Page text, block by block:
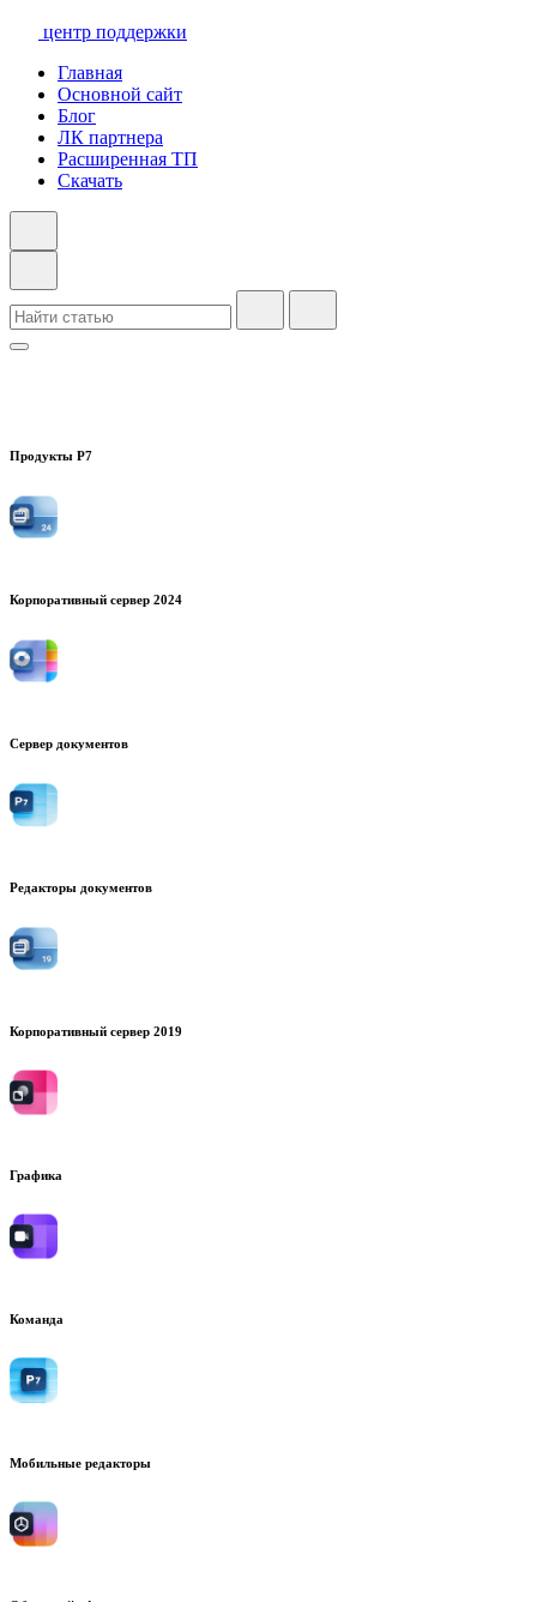
центр поддержки
Главная
Основной сайт
Блог
ЛК партнера
Расширенная ТП
Скачать
Продукты Р7
Корпоративный сервер 2024
Сервер документов
Редакторы документов
Корпоративный сервер 2019
Графика
Команда
Мобильные редакторы